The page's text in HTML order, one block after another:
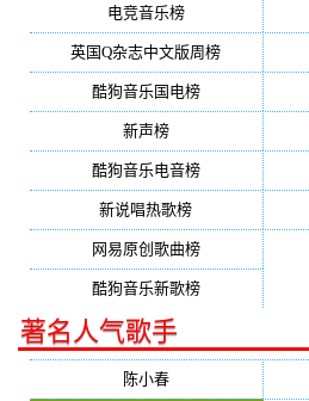
电竞音乐榜
英国Q杂志中文版周榜
酷狗音乐国电榜
新声榜
酷狗音乐电音榜
新说唱热歌榜
网易原创歌曲榜
酷狗音乐新歌榜
著名人气歌手
陈小春